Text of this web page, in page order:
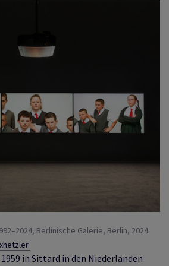
Berlinische Galerie, Berlin, 2024
in Sittard in den Niederlanden